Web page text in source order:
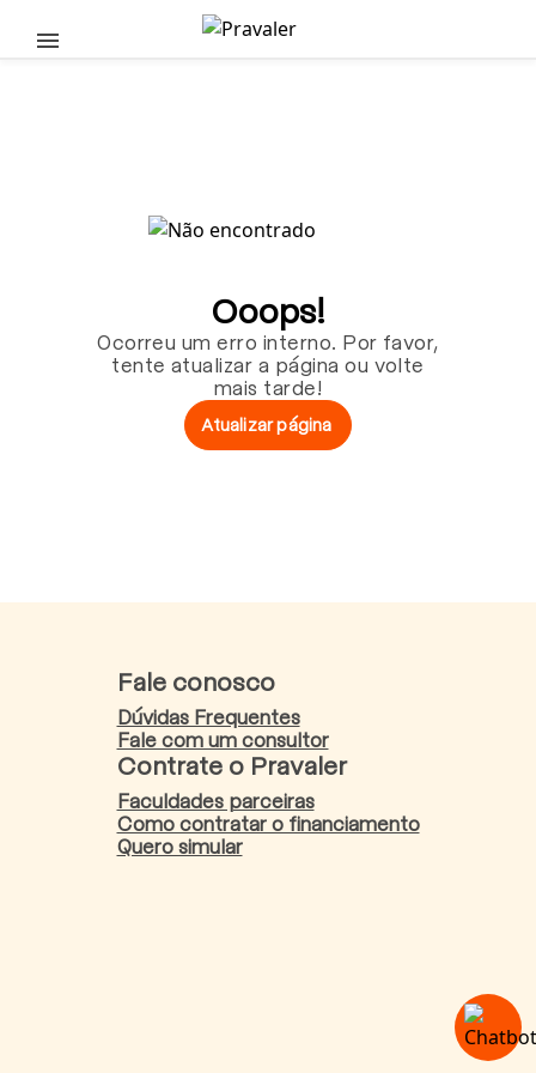
Pular para o conteúdo principal
Ooops!
Ocorreu um erro interno. Por favor,
tente atualizar a página ou volte
mais tarde!
Atualizar página
Fale conosco
Dúvidas Frequentes
Fale com um consultor
Contrate o Pravaler
Faculdades parceiras
Como contratar o financiamento
Quero simular